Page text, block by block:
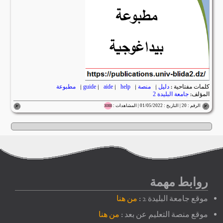
كلمات مفتاحية :دليل | منصة |
guide
| aide | help
| مطبوعة
المؤلف:جامعة البليدة 2
الرقم : 20 | التاريخ : 01/05/2022 | المشاهدات : 3088
روابط مهمة
موقع جامعة البليدة 2 :
من هنا
موقع منصة التعليم عن بعد : من هنا